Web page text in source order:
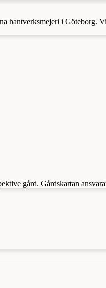
hantverksmejeri i Göteborg.
gård. Gårdskartan